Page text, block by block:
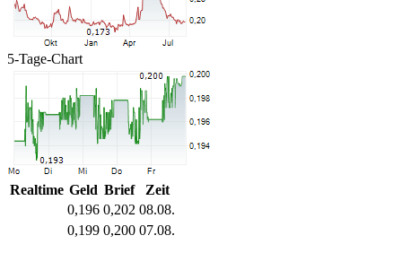
5-Tage-Chart
Realtime Geld Brief
Zeit
0,196 0,202 08.08.
0,199 0,200 07.08.